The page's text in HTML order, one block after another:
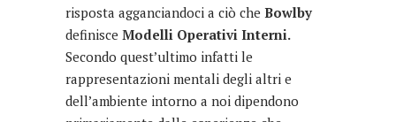
risposta agganciandoci a ciò che Bowlby
definisce Modelli Operativi Interni.
Secondo quest’ultimo infatti le
rappresentazioni mentali degli altri e
dell’ambiente intorno a noi dipendono